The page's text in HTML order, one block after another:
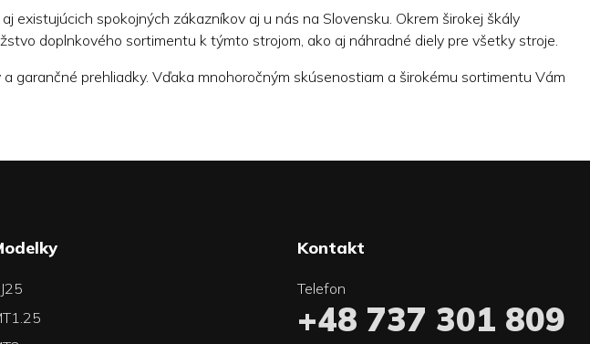
spokojných zákazníkov aj u nás na Slovensku. Okrem širokej škály
doplnkového sortimentu k týmto strojom, ako aj náhradné diely pre všetky stroje.
prehliadky. Vďaka mnohoročným skúsenostiam a širokému sortimentu Vám
Kontakt
Telefon
+48 737 301 809